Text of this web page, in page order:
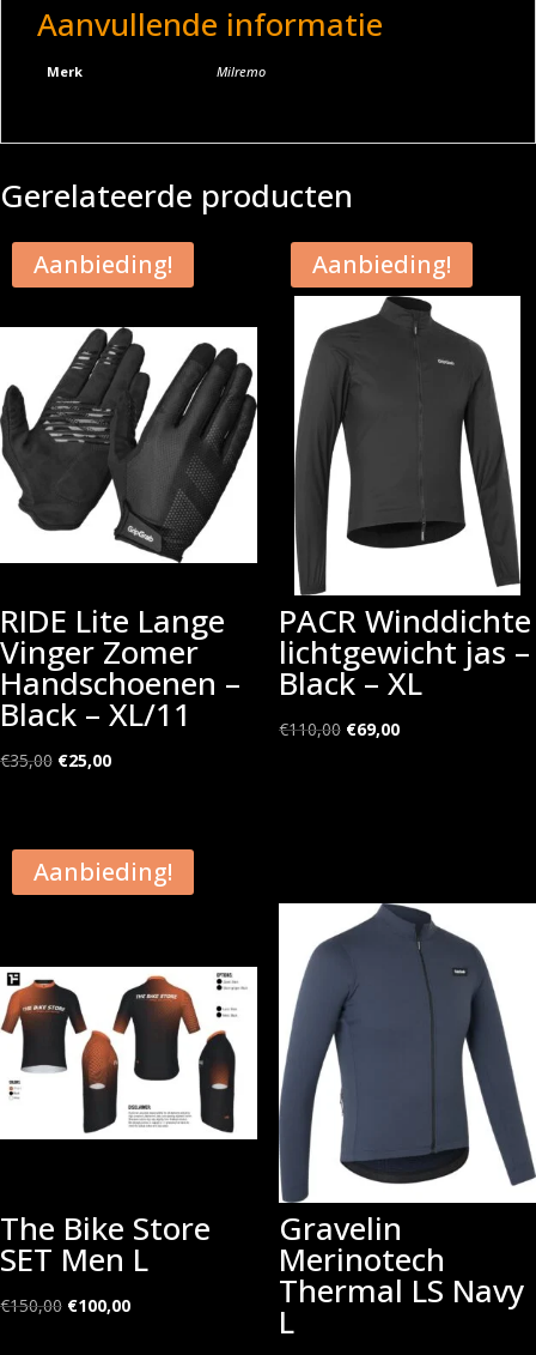
Aanvullende informatie
Merk Milremo
Gerelateerde producten
Aanbieding!
RIDE Lite Lange
Vinger Zomer
Handschoenen –
Black – XL/11
€35,00 Oorspronkelijke
€35,00.
€25,00Huidige
€25,00.
Aanbieding!
PACR Winddichte
lichtgewicht jas –
Black – XL
€110,00 Oorspronkelijke
€69,00Huidige
Aanbieding!
The Bike Store
SET Men L
€150,00 Oorspronkelijke
€100,00Huidige
Gravelin
Merinotech
Thermal LS Navy
L